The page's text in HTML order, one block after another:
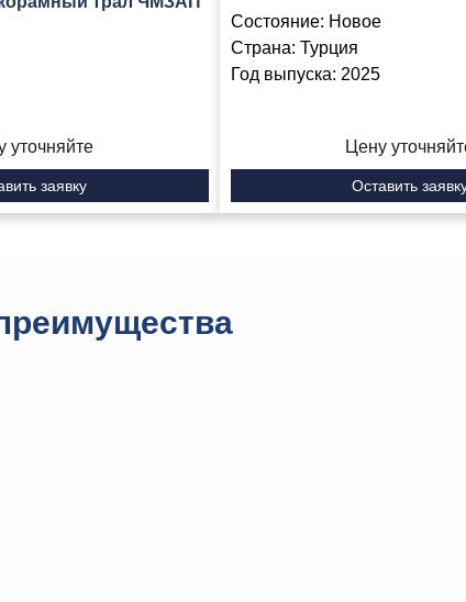
уточняйте
заявку
Состояние: Новое
Страна: Турция
Год выпуска: 2025
Цену
Оставить